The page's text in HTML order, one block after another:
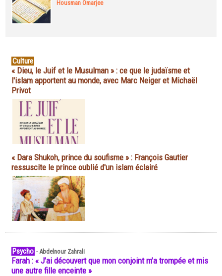
Housman Omarjee
Culture
« Dieu, le Juif et le Musulman » : ce que le judaïsme et
l'islam apportent au monde, avec Marc Neiger et Michaël
Privot
« Dara Shukoh, prince du soufisme » : François Gautier
ressuscite le prince oublié d'un islam éclairé
Psycho -Abdelnour Zahrali
Farah : « J’ai découvert que mon conjoint m’a trompée et mis
une autre fille enceinte »